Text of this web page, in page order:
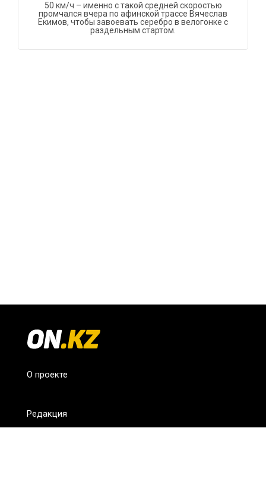
50 км/ч – именно с такой средней скоростью
промчался вчера по афинской трассе Вячеслав
Екимов, чтобы завоевать серебро в велогонке с
раздельным стартом.
О проекте
Редакция